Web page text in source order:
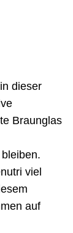
dieser
Braunglas
viel
auf